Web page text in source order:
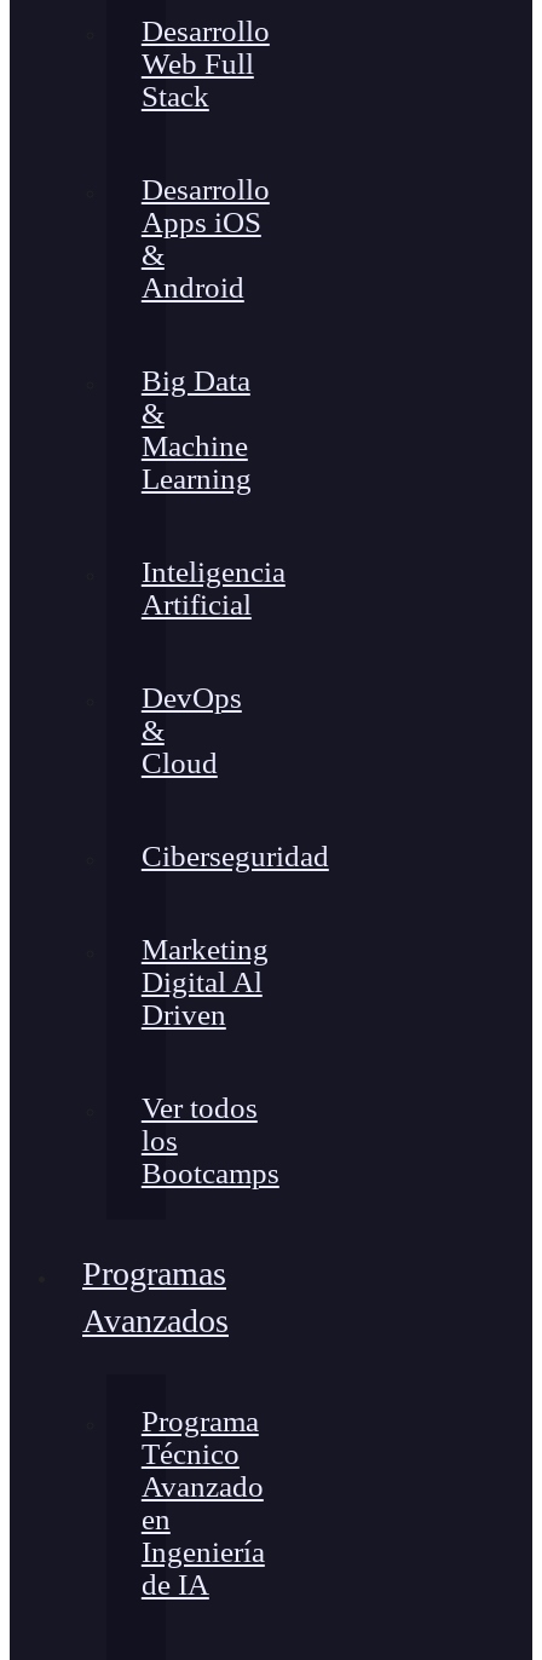
Desarrollo
Web Full
Stack
Desarrollo
Apps iOS
&
Android
Big Data
&
Machine
Learning
Inteligencia
Artificial
DevOps
&
Cloud
Ciberseguridad
Marketing
Digital Al
Driven
Ver todos
los
Bootcamps
Programas
Avanzados
Programa
Técnico
Avanzado
en
Ingeniería
de IA